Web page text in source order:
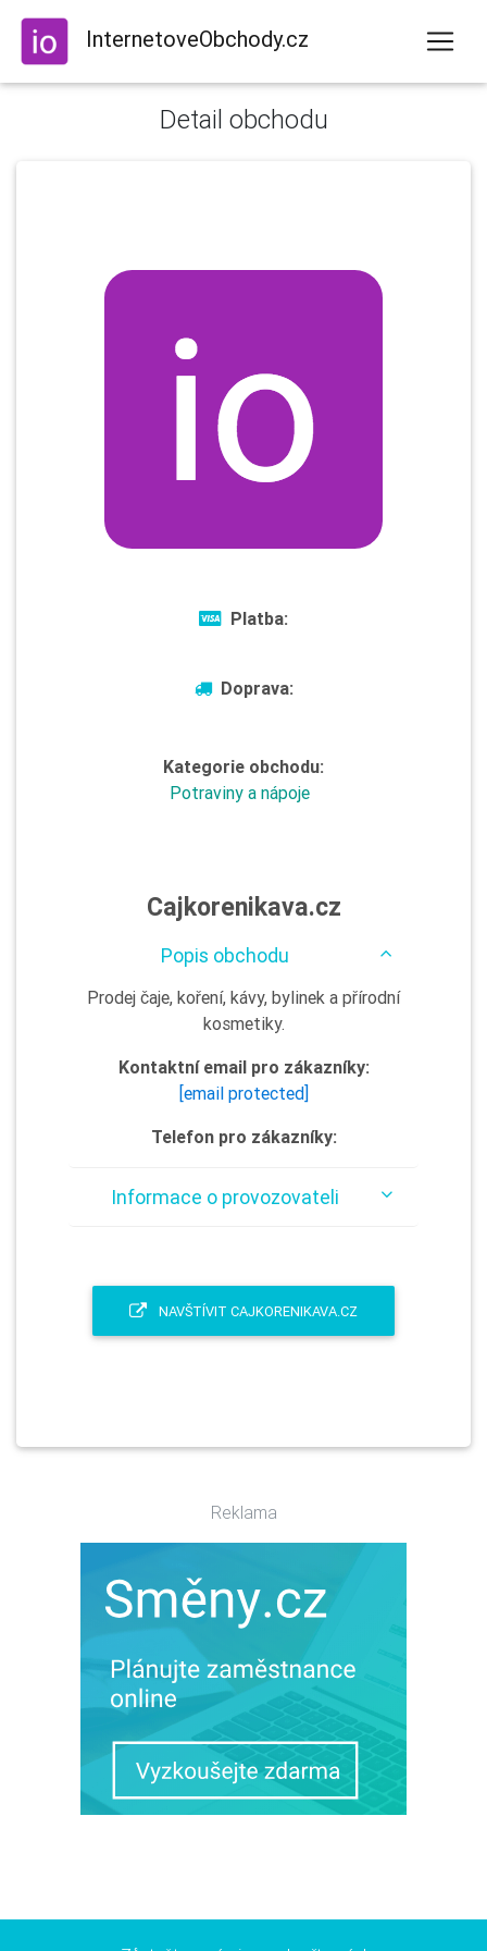
InternetoveObchody.cz
Detail obchodu
Platba:
Doprava:
Kategorie obchodu:
Potraviny a nápoje
Cajkorenikava.cz
Popis obchodu
Prodej čaje, koření, kávy, bylinek a přírodní
kosmetiky.
Kontaktní email pro zákazníky:
[email protected]
Telefon pro zákazníky:
Informace o provozovateli
NAVŠTÍVIT CAJKORENIKAVA.CZ
Reklama